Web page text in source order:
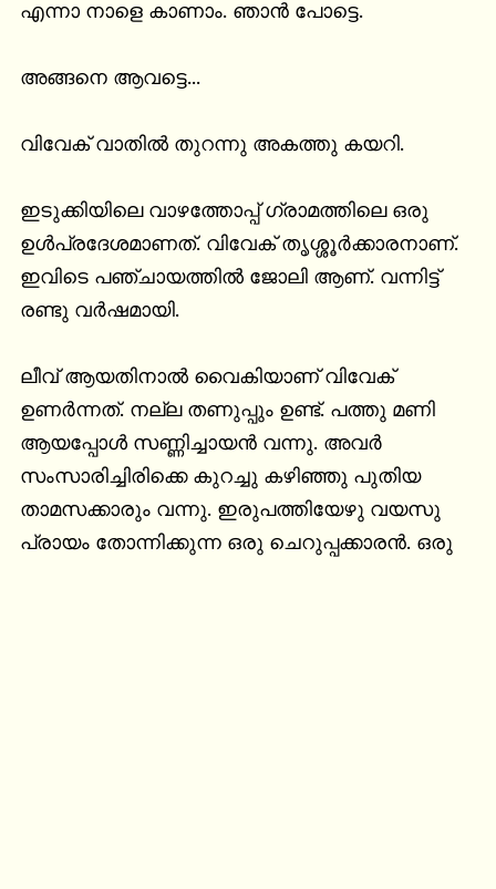
എന്നാ നാളെ കാണാം. ഞാൻ പോട്ടെ.
അങ്ങനെ ആവട്ടെ...
വിവേക് വാതിൽ തുറന്നു അകത്തു കയറി.
ഇടുക്കിയിലെ വാഴത്തോപ്പ് ഗ്രാമത്തിലെ ഒരു
ഉൾപ്രദേശമാണത്. വിവേക് തൃശ്ശൂർക്കാരനാണ്.
ഇവിടെ പഞ്ചായത്തിൽ ജോലി ആണ്. വന്നിട്ട്
രണ്ടു വർഷമായി.
ലീവ് ആയതിനാൽ വൈകിയാണ് വിവേക്
ഉണർന്നത്. നല്ല തണുപ്പും ഉണ്ട്. പത്തു മണി
ആയപ്പോൾ സണ്ണിച്ചായൻ വന്നു. അവർ
സംസാരിച്ചിരിക്കെ കുറച്ചു കഴിഞ്ഞു പുതിയ
താമസക്കാരും വന്നു. ഇരുപത്തിയേഴു വയസു
പ്രായം തോന്നിക്കുന്ന ഒരു ചെറുപ്പക്കാരൻ. ഒരു